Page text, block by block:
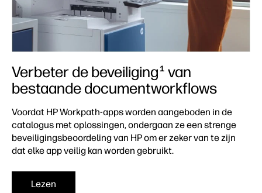
Verbeter de beveiliging 1 van
bestaande documentworkflows
Voordat HP Workpath-apps worden aangeboden in de
catalogus met oplossingen, ondergaan ze een strenge
beveiligingsbeoordeling van HP om er zeker van te zijn
dat elke app veilig kan worden gebruikt.
Lezen